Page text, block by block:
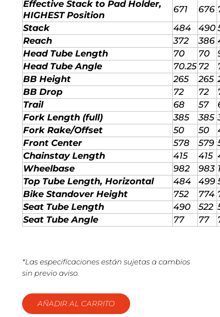
Effective Stack to Pad Holder,
HIGHEST Position
671 676
Stack
484 490
Reach
372 386
Head Tube Length
70 70
Head Tube Angle
70.25 72
BB Height
265 265
BB Drop
72 72
Trail
68 57
Fork Length (full)
385 385
Fork Rake/Offset
50 50
Front Center
578 579
Chainstay Length
415 415
Wheelbase
982 983
Top Tube Length, Horizontal
484 499
Bike Standover Height
752 774
Seat Tube Length
490 522
Seat Tube Angle
77 77
*Las especificaciones están sujetas a cambios
sin previo aviso.
AÑADIR AL CARRITO